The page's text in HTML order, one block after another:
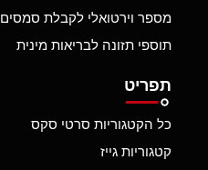
מספר וירטואלי לקבלת סמסים
תוספי תזונה לבריאות מינית
תפריט
כל הקטגוריות סרטי סקס
קטגוריות גייז